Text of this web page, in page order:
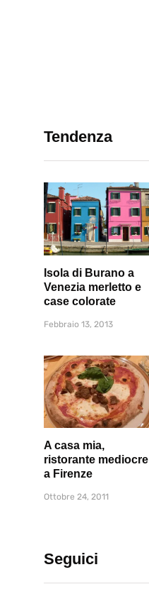
Tendenza
Isola di Burano a
Venezia merletto e
case colorate
Febbraio 13, 2013
A casa mia,
ristorante mediocre
a Firenze
Ottobre 24, 2011
Seguici